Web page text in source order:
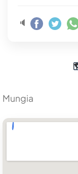
🔈
Mungia